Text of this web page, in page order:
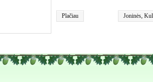
Plačiau Joninės,